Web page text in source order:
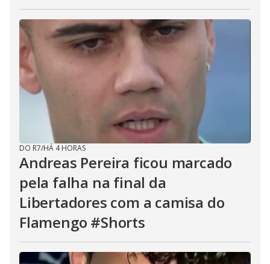
DO R7/HÁ 4 HORAS
Andreas Pereira ficou marcado
pela falha na final da
Libertadores com a camisa do
Flamengo #Shorts